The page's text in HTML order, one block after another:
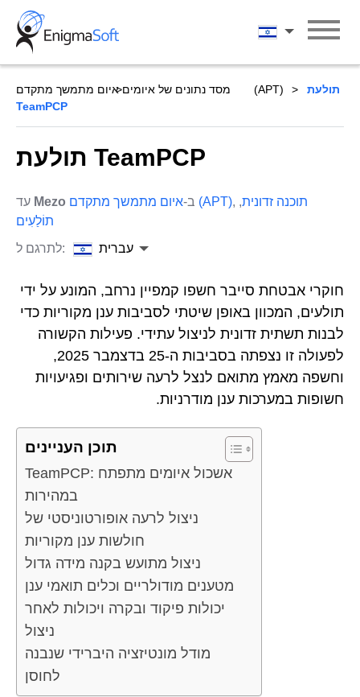
Skip
content
עברית
מסד נתונים של איומים איום מתמשך מתקדם (APT)
תולעת
TeamPCP
תולעת TeamPCP
Mezo ב- איום מתמשך מתקדם (APT), תוכנה זדונית,
תוֹלַעִים
לתרגם ל:
עברית
חוקרי אבטחת סייבר חשפו קמפיין נרחב, המונע על ידי
תולעים, המכוון באופן שיטתי לסביבות ענן מקוריות כדי
לבנות תשתית זדונית לניצול עתידי. פעילות הקשורה
לפעולה זו נצפתה בסביבות ה-25 בדצמבר 2025,
וחשפה מאמץ מתואם לנצל לרעה שירותים ופגיעויות
חשופות במערכות ענן מודרניות.
תוכן העניינים
TeamPCP: אשכול איומים מתפתח
במהירות
ניצול לרעה אופורטוניסטי של
חולשות ענן מקוריות
ניצול מתועש בקנה מידה גדול
מטענים מודולריים וכלים תואמי ענן
יכולות פיקוד ובקרה ויכולות לאחר
ניצול
מודל מונטיזציה היברידי שנבנה
לחוסן